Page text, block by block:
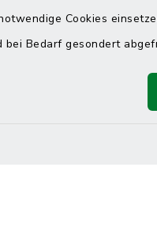
Cookies
bei Bedarf gesondert
Online-
keinen zeitnahen